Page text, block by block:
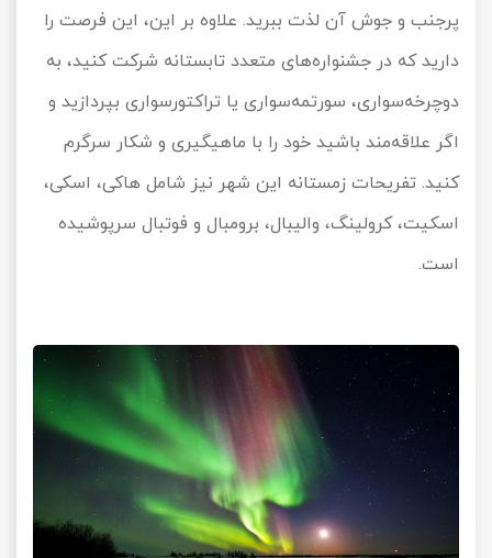
پرجنب و جوش آن لذت ببرید. علاوه بر این، این فرصت را
دارید که در جشنواره‌های متعدد تابستانه شرکت کنید، به
دوچرخه‌سواری، سورتمه‌سواری یا تراکتورسواری بپردازید و
اگر علاقه‌مند باشید خود را با ماهیگیری و شکار سرگرم
کنید. تفریحات زمستانه این شهر نیز شامل هاکی، اسکی،
اسکیت، کرولینگ، والیبال، برومبال و فوتبال سرپوشیده
است.